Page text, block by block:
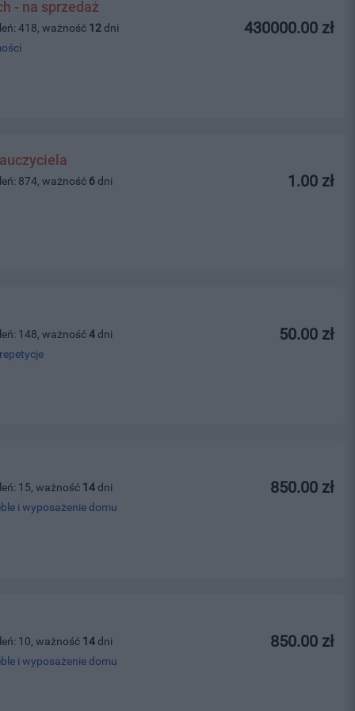
- na sprzedaż
430000.00 zł
418, ważność 12 dni
1.00 zł
874, ważność 6 dni
50.00 zł
148, ważność4 dni
850.00 zł
15, ważność 14 dni
i wyposażenie domu
850.00 zł
10, ważność 14 dni
i wyposażenie domu